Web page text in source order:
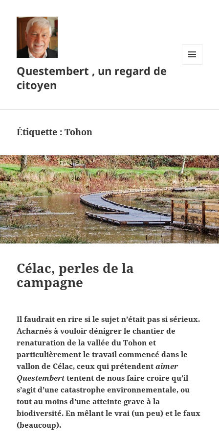
Questembert , un regard de
citoyen
Étiquette :Tohon
Célac, perles de la
campagne
Il faudrait en rire si le sujet n’était pas si sérieux.
Acharnés à vouloir dénigrer le chantier de
renaturation de la vallée du Tohon et
particulièrement le travail commencé dans le
vallon de Célac, ceux qui prétendentaimer
Questemberttentent de nous faire croire qu’il
s’agit d’une catastrophe environnementale, ou
tout au moins d’une atteinte grave à la
biodiversité. En mêlant le vrai (un peu) et le faux
(beaucoup).